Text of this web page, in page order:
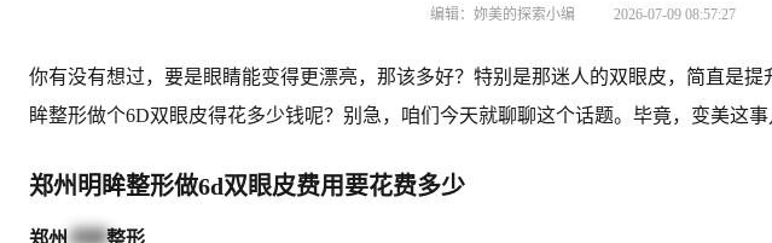
编辑：妳美的探索小编 2026-07-09 08:57:27
你有没有想过，要是眼睛能变得更漂亮，那该多好？特别是那迷人的双眼皮，简直是
眸整形做个6D双眼皮得花多少钱呢？别急，咱们今天就聊聊这个话题。毕竟，变美这
郑州明眸整形做6d双眼皮费用要花费多少
郑州 整形